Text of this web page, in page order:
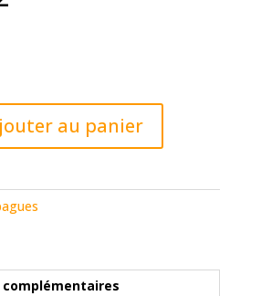
au panier